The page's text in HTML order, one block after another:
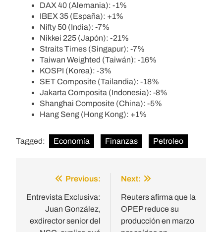
DAX 40 (Alemania): -1%
IBEX 35 (España): +1%
Nifty 50 (India): -7%
Nikkei 225 (Japón): -21%
Straits Times (Singapur): -7%
Taiwan Weighted (Taiwán): -16%
KOSPI (Korea): -3%
SET Composite (Tailandia): -18%
Jakarta Composita (Indonesia): -8%
Shanghai Composite (China): -5%
Hang Seng (Hong Kong): +1%
Tagged: Economía Finanzas Petroleo
navigation
Previous:
Entrevista Exclusiva:
Juan González,
exdirector senior del
Next:
Reuters afirma que la
OPEP reduce su
producción en marzo